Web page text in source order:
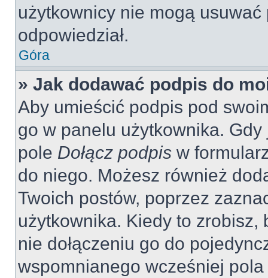
użytkownicy nie mogą
odpowiedział.
Góra
» Jak dodawać podpis do
Aby umieścić podpis pod
go w panelu użytkownika.
pole Dołącz podpis w
do niego. Możesz również
Twoich postów, poprzez
użytkownika. Kiedy to zrobisz,
nie dołączeniu go do
wspomnianego wcześniej